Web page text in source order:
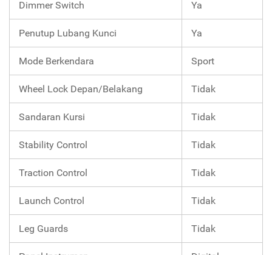
Dimmer Switch Ya
Penutup Lubang Kunci Ya
Mode Berkendara Sport
Wheel Lock Depan/Belakang Tidak
Sandaran Kursi Tidak
Stability Control Tidak
Traction Control Tidak
Launch Control Tidak
Leg Guards Tidak